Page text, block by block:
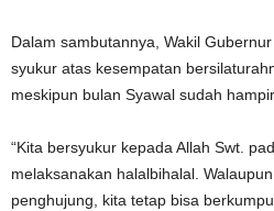
Dalam sambutannya, Wakil
syukur atas kesempatan
meskipun bulan Syawal sudah
“Kita bersyukur kepada Allah Swt.
melaksanakan halalbihalal.
penghujung, kita tetap bisa